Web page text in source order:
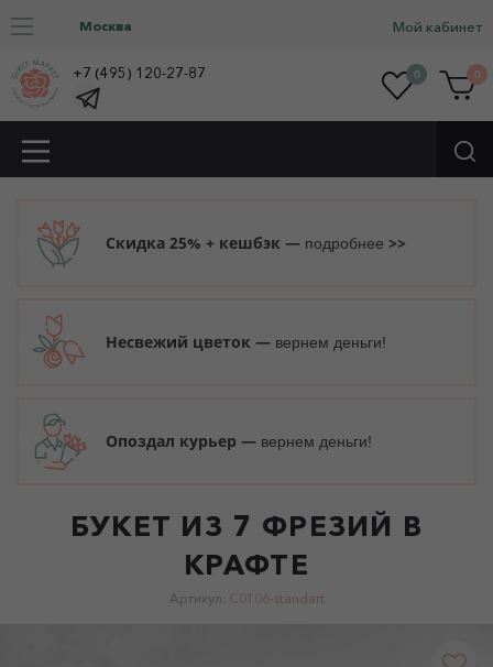
Москва Мой кабинет
+7 (495) 120-27-87 0 0
Скидка 25% + кешбэк — подробнее >>
Несвежий цветок — вернем деньги!
Опоздал курьер — вернем деньги!
БУКЕТ ИЗ 7 ФРЕЗИЙ В
КРАФТЕ
Артикул: C0106-standart